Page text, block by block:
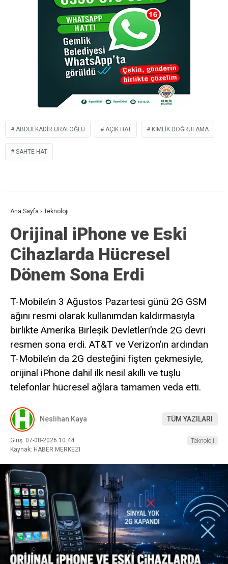
ABDULKADIR URALOĞLU AÇIK HAT KIMLIK DOĞRULAMA
SAHTE HAT
Ana Sayfa › Teknoloji
Orijinal iPhone ve Eski
Cihazlarda Hücresel
Dönem Sona Erdi
T-Mobile’ın 3 Ağustos Pazartesi günü 2G GSM
ağını resmi olarak kullanımdan kaldırmasıyla
birlikte Amerika Birleşik Devletleri’nde 2G devri
resmen sona erdi. AT&T ve Verizon’ın ardından
T-Mobile’ın da 2G desteğini fişten çekmesiyle,
orijinal iPhone dahil ilk nesil akıllı ve tuşlu
telefonlar hücresel ağlara tamamen veda etti.
Neslihan Kaya TÜM YAZILARI
Giriş: 07-08-2026 10:44
Kaynak: HABER MERKEZI
Teknoloji